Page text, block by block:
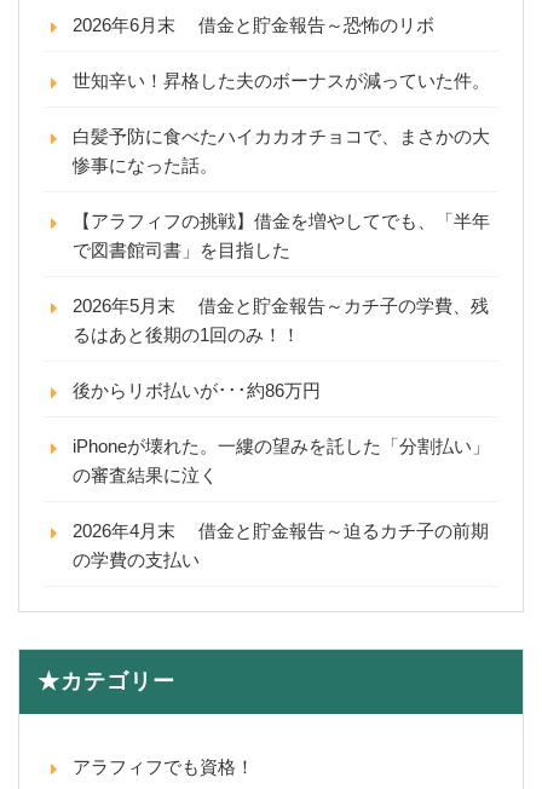
2026年6月末 借金と貯金報告～恐怖のリボ
世知辛い！昇格した夫のボーナスが減っていた件。
白髪予防に食べたハイカカオチョコで、まさかの大
惨事になった話。
【アラフィフの挑戦】借金を増やしてでも、「半年
で図書館司書」を目指した
2026年5月末 借金と貯金報告～カチ子の学費、残
るはあと後期の1回のみ！！
後からリボ払いが･･･約86万円
iPhoneが壊れた。一縷の望みを託した「分割払い」
の審査結果に泣く
2026年4月末 借金と貯金報告～迫るカチ子の前期
の学費の支払い
★カテゴリー
アラフィフでも資格！